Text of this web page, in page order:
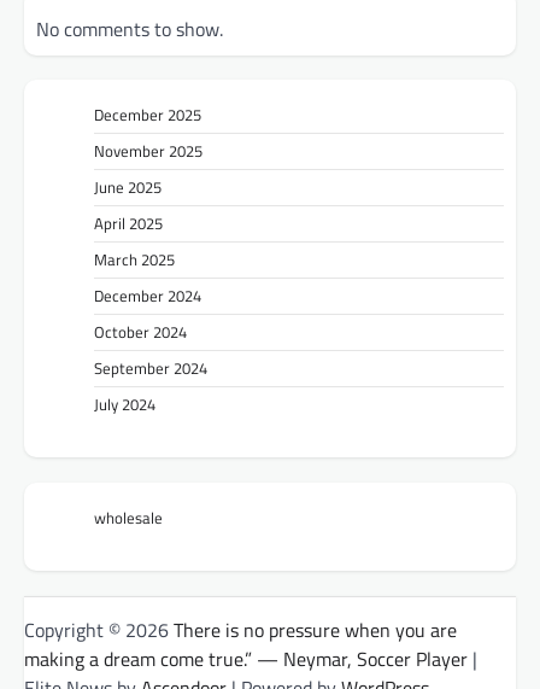
No comments to show.
December 2025
November 2025
June 2025
April 2025
March 2025
December 2024
October 2024
September 2024
July 2024
wholesale
Copyright © 2026There is no pressure when you are
making a dream come true.” — Neymar, Soccer Player |